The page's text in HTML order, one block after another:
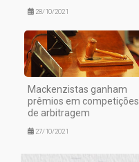
28/10/2021
Mackenzistas ganham
prêmios em competições
de arbitragem
27/10/2021